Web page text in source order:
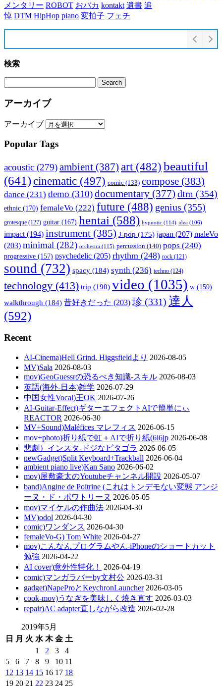
メンタリー ROBOT おバカ kontakt 遺書 追
悼 DTM HipHop piano 変拍子 フェチ
検索
アーカイブ
アーカイブ
Popular Tags
acoustic (279)ambient (387) art(482) beautiful
(641)cinematic (497) comic (133) compose (383)
dance (231) demo (310)documentary (377) dtm (354)
ethnic (170) femaleVo (222) future (488) genius (355)
grotesque (127) guitar (167) hentai (588) hypnotic (114) idea (106)
impact (194) instrument (385) J-pop (175) japan (207) maleVo
(203) minimal (282) orchestra (115) percussion (140) pops (240)
progressive (157) psychedelic (205) rhythm (248) rock (121)
sound (732) spacy (184) synth (236) techno (124)
technology (413) trip (190) video (1035) w (159)
walkthrough (184) 昔好きだった (203) 珍 (331) 達人
(592)
Recent
AI-Cinema)Hell Grind. Higgsfieldより 2026-08-05
MV)Sala 2026-08-03
mov)GeoGuessrの恐るべき知識-スキル 2026-08-03
英語(海外-日本)雑学 2026-07-29
中国女性Vocal)王OK 2026-07-26
AI-Guitar-Effect)ギターエフェクトAIで簡単にぃ
REACTOR 2026-06-30
MV+Sound)Maléfices マレフィス 2026-06-15
mov+photo)折り紙で虹＋AIで折り紙(6i6jp 2026-06-08
悲劇）インスタ-ドジなピタゴラ 2026-06-05
newGadget)Split Keyboard+Trackball 2026-06-04
ambient piano live)Kan Sano 2026-06-02
mov)屋敷豪太のYoutubeチャンネル開設 2026-05-07
band)Angine de Poitrine (これはトンデモない変態 アンジ
ーヌ・ド・ポワトリーヌ 2026-05-05
mov)マイケルの作曲法 2026-04-30
MV)odol 2026-04-30
comic)ワンダンス 2026-04-30
femaleVo-G) Tom White 2026-04-27
mov)こんなんプログラムやん-iPhoneのショートカット
勉強 2026-04-22
AI cover)意外性特化！
2026-04-19
comic)マンガラバーby文村公 2026-03-31
gadget)NapeProとKeychronLauncher 2026-03-05
cook-mov)うなぎを美味しく焼き直す 2026-03-03
repair)AC adapter直しながら改造 2026-02-28
2019年5月
日
月 火 水 木 金 土
1
2 3
4
5
6 7 8 9 10 11
12 13 14 15 16 17 18
19 20 21 22 23 24 25